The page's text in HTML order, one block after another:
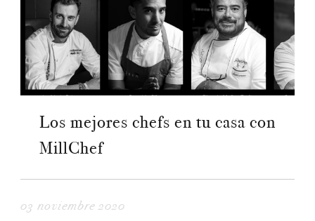
Los mejores chefs en tu casa con
MillChef
03 noviembre 2020